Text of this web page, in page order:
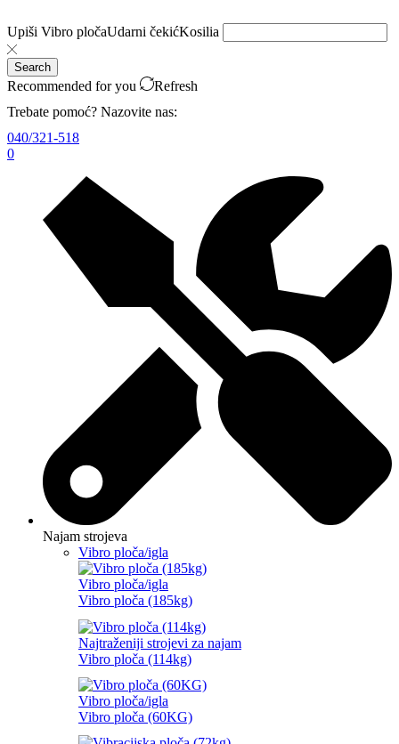
Upiši Vibro pločaUdarni čekićKosilia
Search
Recommended for you
Refresh
Trebate pomoć? Nazovite nas:
040/321-518
0
Najam strojeva
Vibro ploča/igla
Vibro ploča/igla
Vibro ploča (185kg)
Najtraženiji strojevi za najam
Vibro ploča (114kg)
Vibro ploča/igla
Vibro ploča (60KG)